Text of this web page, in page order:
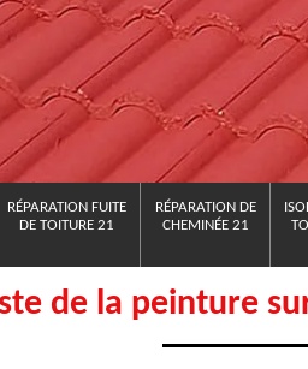
RÉPARATION FUITE
DE TOITURE 21
RÉPARATION DE
CHEMINÉE 21
de la peinture